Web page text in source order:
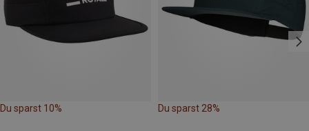
Du sparst 10% Du sparst 28%